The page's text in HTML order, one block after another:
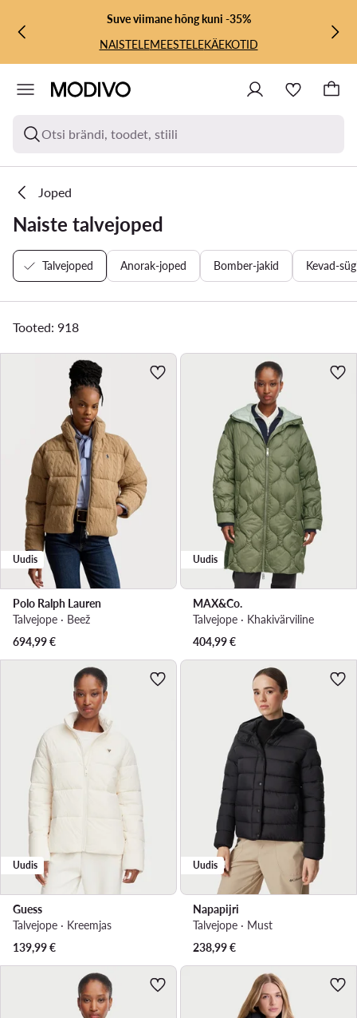
LIIGU PÕHISISU JUURDE
MINE OTSINGUSSESuve viimane hõng kuni -35%
NAISTELEMEESTELEKÄEKOTID
Otsi brändi, toodet, stiili
Joped
Naiste talvejoped
Talvejoped Anorak-joped Bomber-jakid Kevad-
Tooted: 918
Uudis
Polo Ralph Lauren
Talvejope · Beež
694,99€
Uudis
MAX&Co.
Talvejope · Khakivärviline
404,99€
Uudis
Guess
Talvejope · Kreemjas
139,99€
Uudis
Napapijri
Talvejope · Must
238,99€